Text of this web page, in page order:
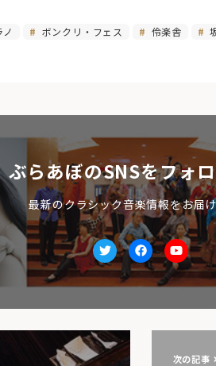
ボンクリ・フェス 伶楽舎
ぶらあぼのSNSをフォ
最新のクラシック音楽情報をお届
Twitterfacebook
次の記事